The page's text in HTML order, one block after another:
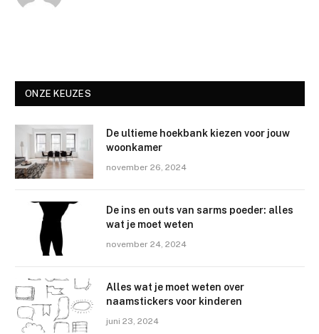
ONZE KEUZES
De ultieme hoekbank kiezen voor jouw
woonkamer
november 26, 2024
De ins en outs van sarms poeder: alles
wat je moet weten
november 24, 2024
Alles wat je moet weten over
naamstickers voor kinderen
juni 23, 2024